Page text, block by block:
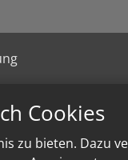
Cookies
zu bieten. Dazu